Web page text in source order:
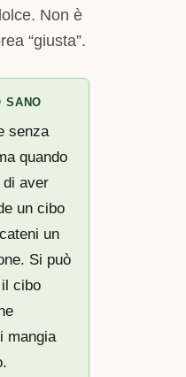
Non è
“giusta”.
SANO
senza
quando
aver
un cibo
un
Si può
cibo
mangia